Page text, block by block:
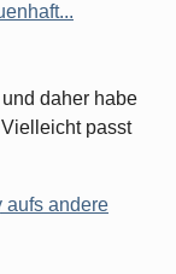
daher habe
passt
aufs andere